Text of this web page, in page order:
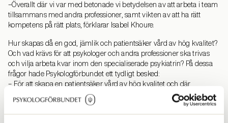
–Överallt där vi var med betonade vi betydelsen av att arbeta i team
tillsammans med andra professioner, samt vikten av att ha rätt
kompetens på rätt plats, förklarar Isabel Khoure.
Hur skapas då en god, jämlik och patientsäker vård av hög kvalitet?
Och vad krävs för att psykologer och andra professioner ska trivas
och vilja arbeta kvar inom den specialiserade psykiatrin? På dessa
frågor hade Psykologförbundet ett tydligt besked:
– För att skapa en patientsäker vård av hög kvalitet och där
medarbetare trivs och stannar behöver vi inkluderande
ledningsstrukturer som tar tillvara alla medarbetares erfarenheter
och kompetenser. Vi behöver fler psykologer med ledningsansvar